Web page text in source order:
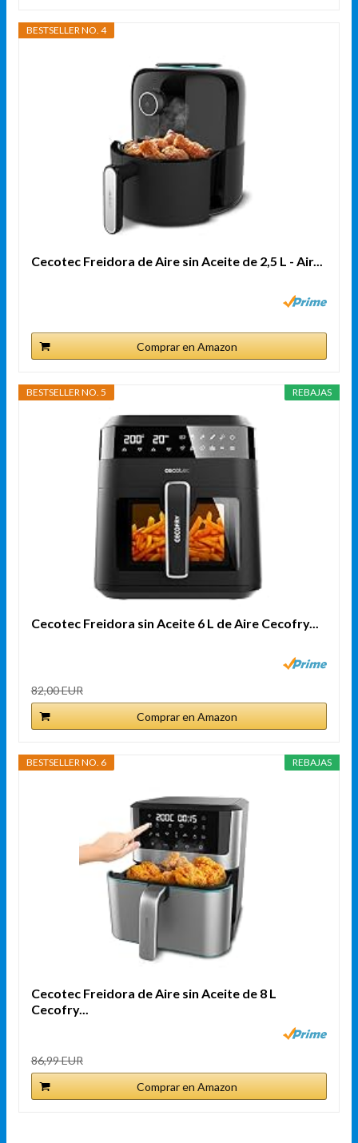
BESTSELLER NO. 4
Cecotec Freidora de Aire sin Aceite de 2,5 L - Air...
Comprar en Amazon
REBAJAS
BESTSELLER NO. 5
Cecotec Freidora sin Aceite 6 L de Aire Cecofry...
82,00 EUR
Comprar en Amazon
REBAJAS
BESTSELLER NO. 6
Cecotec Freidora de Aire sin Aceite de 8 L
Cecofry...
86,99 EUR
Comprar en Amazon